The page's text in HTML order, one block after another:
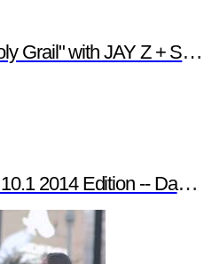
with JAY Z + Samsung
Edition -- Day in the Life